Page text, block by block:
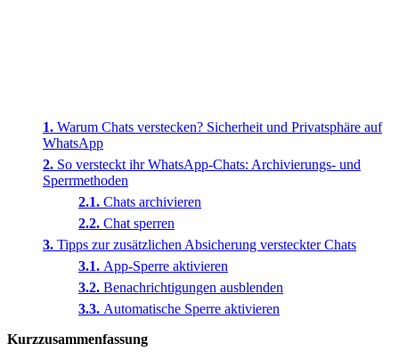
Warum Chats verstecken? Sicherheit und Privatsphäre auf
WhatsApp
So versteckt ihr WhatsApp-Chats: Archivierungs- und
Sperrmethoden
Chats archivieren
Chat sperren
Tipps zur zusätzlichen Absicherung versteckter Chats
App-Sperre aktivieren
Benachrichtigungen ausblenden
Automatische Sperre aktivieren
Kurzzusammenfassung